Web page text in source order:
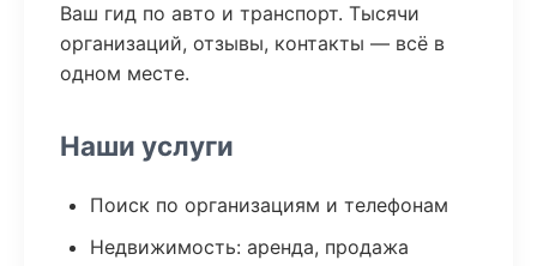
Ваш гид по авто и транспорт. Тысячи
организаций, отзывы, контакты — всё в
одном месте.
Наши услуги
Поиск по организациям и телефонам
Недвижимость: аренда, продажа